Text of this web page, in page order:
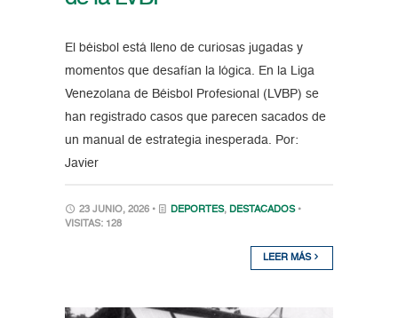
El béisbol está lleno de curiosas jugadas y
momentos que desafían la lógica. En la Liga
Venezolana de Béisbol Profesional (LVBP) se
han registrado casos que parecen sacados de
un manual de estrategia inesperada. Por:
Javier
23 JUNIO, 2026 • DEPORTES, DESTACADOS •
VISITAS: 128
LEER MÁS